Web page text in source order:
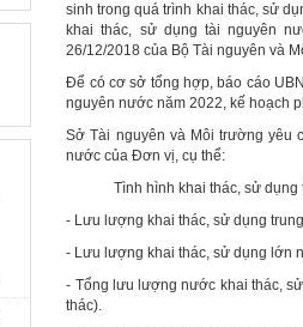
sinh trong quá trình khai thác, sử
khai thác, sử dụng tài nguyên
26/12/2018 của Bộ Tài nguyên và
Để có cơ sở tổng hợp, báo cáo
nguyên nước năm 2022, kế hoạch
Sở Tài nguyên và Môi trường yêu
nước của Đơn vị, cụ thể:
Tình hình khai thác, sử
- Lưu lượng khai thác, sử dụng
- Lưu lượng khai thác, sử dụng lớn
- Tổng lưu lượng nước khai thác,
thác).